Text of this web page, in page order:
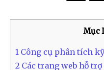
Mục
1 Công cụ phân tích
2 Các trang web hỗ